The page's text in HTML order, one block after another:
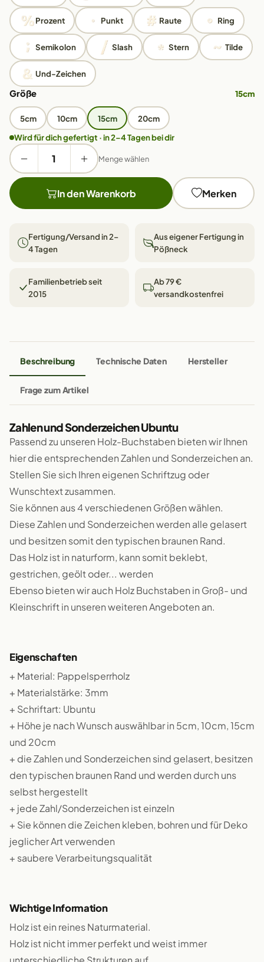
Prozent Punkt Raute Ring
Semikolon Slash Stern Tilde
Und-Zeichen
Größe 15cm
5cm 10cm 15cm
20cm
Wird für dich gefertigt · in 2–4 Tagen bei dir
Menge wählen
In den Warenkorb Merken
Fertigung/Versand in 2–
4 Tagen
Aus eigener Fertigung in
Pößneck
Familienbetrieb seit
2015
Ab 79 €
versandkostenfrei
Beschreibung Technische Daten Hersteller
Frage zum Artikel
Zahlen und Sonderzeichen Ubuntu
Passend zu unseren Holz-Buchstaben bieten wir Ihnen
hier die entsprechenden Zahlen und Sonderzeichen an.
Stellen Sie sich Ihren eigenen Schriftzug oder
Wunschtext zusammen.
Sie können aus 4 verschiedenen Größen wählen.
Diese Zahlen und Sonderzeichen werden alle gelasert
und besitzen somit den typischen braunen Rand.
Das Holz ist in naturform, kann somit beklebt,
gestrichen, geölt oder... werden
Ebenso bieten wir auch Holz Buchstaben in Groß- und
Kleinschrift in unseren weiteren Angeboten an.
Eigenschaften
+ Material: Pappelsperrholz
+ Materialstärke: 3mm
+ Schriftart: Ubuntu
+ Höhe je nach Wunsch auswählbar in 5cm, 10cm, 15cm
und 20cm
+ die Zahlen und Sonderzeichen sind gelasert, besitzen
den typischen braunen Rand und werden durch uns
selbst hergestellt
+ jede Zahl/Sonderzeichen ist einzeln
+ Sie können die Zeichen kleben, bohren und für Deko
jeglicher Art verwenden
+ saubere Verarbeitungsqualität
Wichtige Information
Holz ist ein reines Naturmaterial.
Holz ist nicht immer perfekt und weist immer